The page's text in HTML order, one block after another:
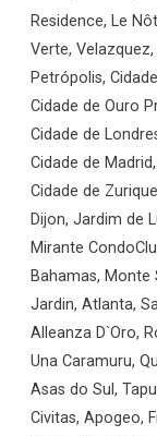
Residence, Le
Verte,
Petrópolis,
Cidade de Ouro
Cidade de
Cidade de
Cidade de
Dijon, Jardim de
Mirante
Bahamas, Monte
Jardin, Atlanta,
Alleanza D`Oro,
Una Caramuru,
Asas do Sul,
Civitas, Apogeo,